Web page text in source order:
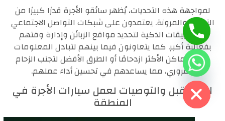
لمواجهة هذه التحديات، يُظهر سائقو الأجرة قدرًا كبيرًا من
التكيف والمرونة. يعتمدون على شبكات التواصل الاجتماعي
والتطبيقات الذكية لتحديد مواقع الزبائن وإدارة وقتهم
بفعالية أكبر. كما يتعاونون فيما بينهم لتبادل المعلومات
حول الأماكن الأكثر ازدحامًا أو الطرق الأفضل لتجنب الزحام
المروري، مما يساعدهم في تحسين أداء عملهم.
المستقبل والتوصيات لعمل سيارات الأجرة في
المنطقة
Hide